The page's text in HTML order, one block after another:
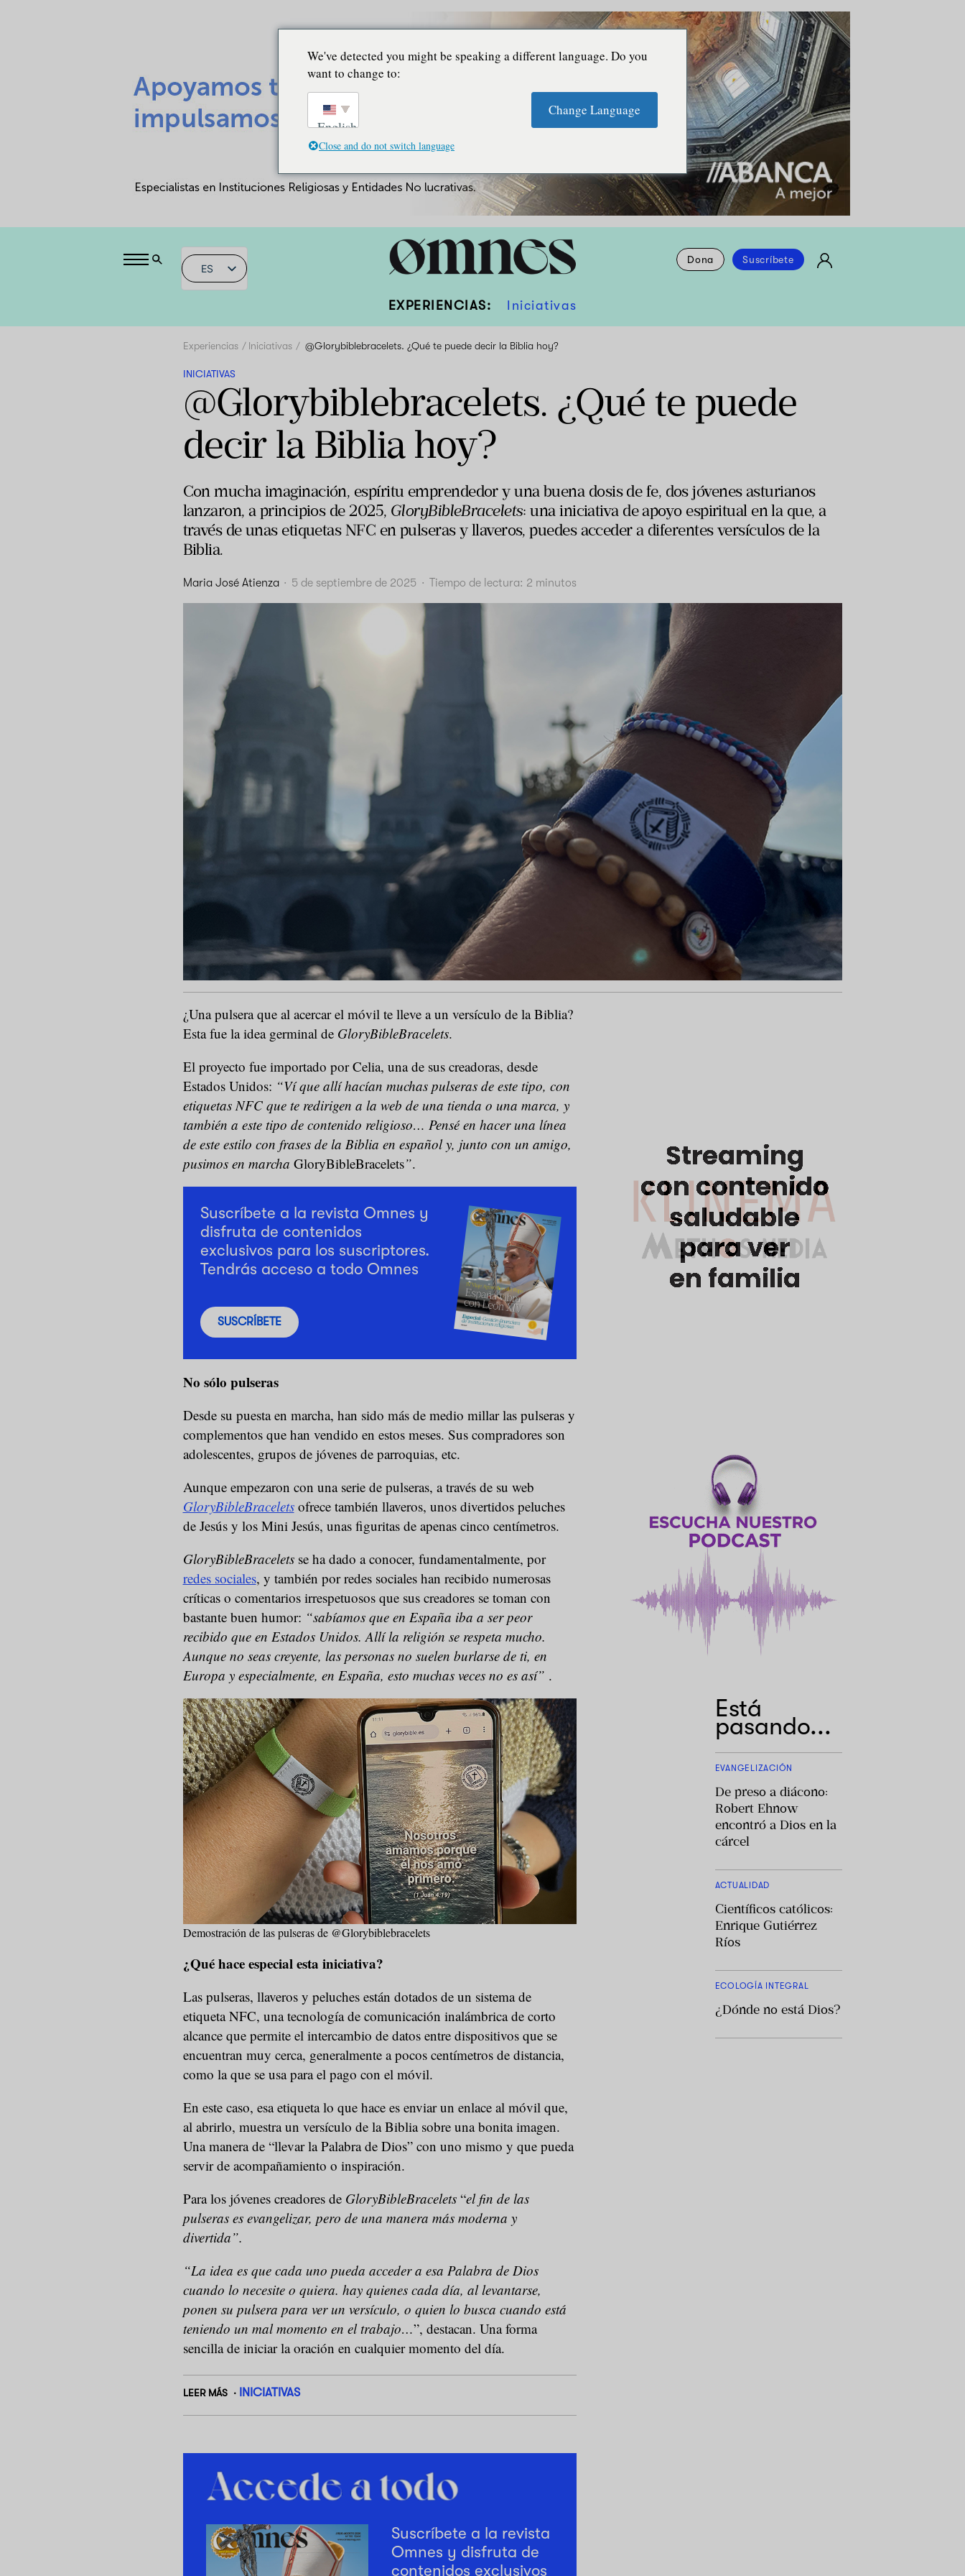
ES
Dona Suscríbete
EXPERIENCIAS: Iniciativas
Experiencias Iniciativas @Glorybiblebracelets. ¿Qué te puede decir la Biblia hoy?
INICIATIVAS
@Glorybiblebracelets. ¿Qué te puede
decir la Biblia hoy?
Con mucha imaginación, espíritu emprendedor y una buena dosis de fe, dos jóvenes asturianos
lanzaron, a principios de 2025, GloryBibleBracelets: una iniciativa de apoyo espiritual en la que, a
través de unas etiquetas NFC en pulseras y llaveros, puedes acceder a diferentes versículos de la
Biblia.
Maria José Atienza · 5 de septiembre de 2025 · Tiempo de lectura: 2 minutos
¿Una pulsera que al acercar el móvil te lleve a un versículo de la Biblia?
Esta fue la idea germinal de GloryBibleBracelets.
El proyecto fue importado por Celia, una de sus creadoras, desde
Estados Unidos: “Ví que allí hacían muchas pulseras de este tipo, con
etiquetas NFC que te redirigen a la web de una tienda o una marca, y
también a este tipo de contenido religioso… Pensé en hacer una línea
de este estilo con frases de la Biblia en español y, junto con un amigo,
pusimos en marcha GloryBibleBracelets”.
Suscríbete a la revista Omnes y
disfruta de contenidos
exclusivos para los suscriptores.
Tendrás acceso a todo Omnes
SUSCRÍBETE
No sólo pulseras
Desde su puesta en marcha, han sido más de medio millar las pulseras y
complementos que han vendido en estos meses. Sus compradores son
adolescentes, grupos de jóvenes de parroquias, etc.
Aunque empezaron con una serie de pulseras, a través de su web
GloryBibleBraceletsofrece también llaveros, unos divertidos peluches
de Jesús y los Mini Jesús, unas figuritas de apenas cinco centímetros.
GloryBibleBraceletsse ha dado a conocer, fundamentalmente, por
redes sociales, y también por redes sociales han recibido numerosas
críticas o comentarios irrespetuosos que sus creadores se toman con
bastante buen humor: “sabíamos que en España iba a ser peor
recibido que en Estados Unidos. Allí la religión se respeta mucho.
Aunque no seas creyente, las personas no suelen burlarse de ti, en
Europa y especialmente, en España, esto muchas veces no es así” .
Demostración de las pulseras de @Glorybiblebracelets
¿Qué hace especial esta iniciativa?
Las pulseras, llaveros y peluches están dotados de un sistema de
etiqueta NFC, una tecnología de comunicación inalámbrica de corto
alcance que permite el intercambio de datos entre dispositivos que se
encuentran muy cerca, generalmente a pocos centímetros de distancia,
como la que se usa para el pago con el móvil.
En este caso, esa etiqueta lo que hace es enviar un enlace al móvil que,
al abrirlo, muestra un versículo de la Biblia sobre una bonita imagen.
Una manera de “llevar la Palabra de Dios” con uno mismo y que pueda
servir de acompañamiento o inspiración.
Para los jóvenes creadores de GloryBibleBracelets“el fin de las
pulseras es evangelizar, pero de una manera más moderna y
divertida”.
“La idea es que cada uno pueda acceder a esa Palabra de Dios
cuando lo necesite o quiera. hay quienes cada día, al levantarse,
ponen su pulsera para ver un versículo, o quien lo busca cuando está
teniendo un mal momento en el trabajo…”, destacan. Una forma
sencilla de iniciar la oración en cualquier momento del día.
LEER MÁS INICIATIVAS
Está
pasando...
EVANGELIZACIÓN
De preso a diácono:
Robert Ehnow
encontró a Dios en la
cárcel
ACTUALIDAD
Científicos católicos:
Enrique Gutiérrez
Ríos
ECOLOGÍA INTEGRAL
¿Dónde no está Dios?
Suscríbete a la revista
Omnes y disfruta de
contenidos exclusivos
We've detected you might be speaking a different language. Do you
want to change to:
English
Change Language
Close and do not switch language